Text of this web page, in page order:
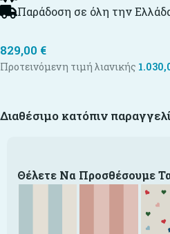
Παράδοση σε όλη την
829,00 €
Προτεινόμενη τιμή λιανικής
Διαθέσιμο κατόπιν
Θέλετε Να Προσθέσουμε